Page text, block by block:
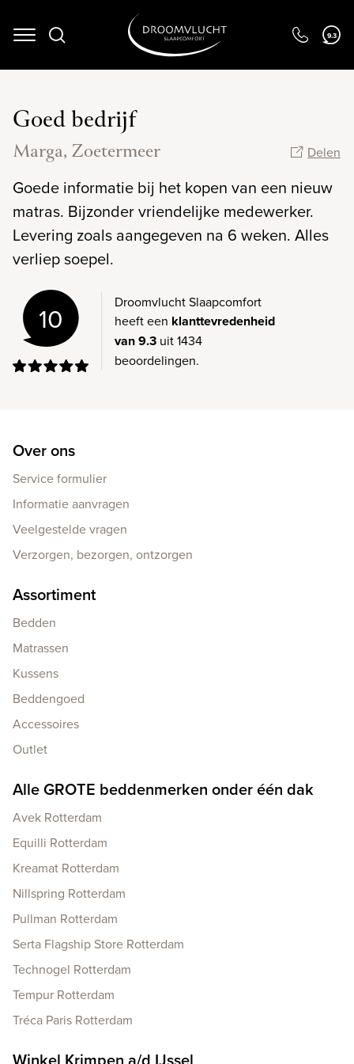
Navigation 9.3
Goed bedrijf
Marga, Zoetermeer Delen
Goede informatie bij het kopen van een nieuw
matras. Bijzonder vriendelijke medewerker.
Levering zoals aangegeven na 6 weken. Alles
verliep soepel.
10
Droomvlucht Slaapcomfort
heeft een klanttevredenheid
van 9.3 uit 1434
beoordelingen.
Over ons
Service formulier
Informatie aanvragen
Veelgestelde vragen
Verzorgen, bezorgen, ontzorgen
Assortiment
Bedden
Matrassen
Kussens
Beddengoed
Accessoires
Outlet
Alle GROTE beddenmerken onder één dak
Avek Rotterdam
Equilli Rotterdam
Kreamat Rotterdam
Nillspring Rotterdam
Pullman Rotterdam
Serta Flagship Store Rotterdam
Technogel Rotterdam
Tempur Rotterdam
Tréca Paris Rotterdam